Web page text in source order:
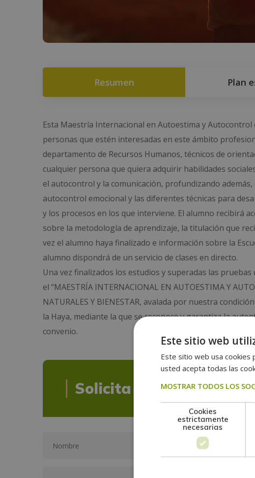
Resumen Plan
Esta Maestría Internacional en Autoestima y
personas que estén interesadas en este ámbito
departamento de Recursos Humanos, técnicos de
cualquier persona que quiera adquirir habilidades
el autocontrol y la comunicación, profundizando
autocontrol emocional y las diferentes técnicas para
y los procesos en los que interviene. El alumno recibirá
sobre la metodología de aprendizaje, la titulación que
vez el alumno haya finalizado e información sobre la
alumno dispondrá de un servicio de clases en directo.
Una vez finalizados los estudios y superadas las
el “MAESTRÍA INTERNACIONAL EN AUTOESTIMA Y
NATURALES Y BIENESTAR, avalada por nuestra
la Haya, mediante la que se reconoce y garantiza la
convenio.
Solicita información
Este sitio web
Este sitio web usa cookies
usted acepta todas las
MOSTRAR TODOS LOS
Cookies
estrictamente
necesarias